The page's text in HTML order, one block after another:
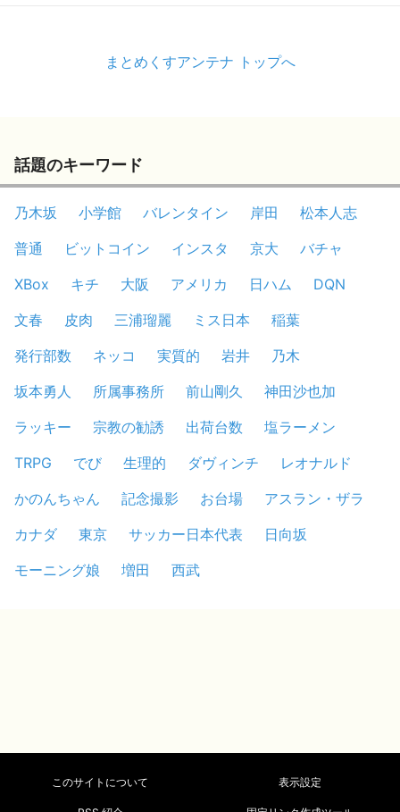
まとめくすアンテナ トップへ
話題のキーワード
乃木坂 小学館 バレンタイン 岸田
松本人志
普通
ビットコイン インスタ 京大
バチャ
XBox
キチ 大阪 アメリカ 日ハム
DQN
文春
皮肉 三浦瑠麗 ミス日本
稲葉
発行部数
ネッコ 実質的 岩井
乃木
坂本勇人
所属事務所 前山剛久
神田沙也加
ラッキー
宗教の勧誘 出荷台数
塩ラーメン
TRPG
でび 生理的 ダヴィンチ
レオナルド
かのんちゃん
記念撮影 お台場
アスラン・ザラ
カナダ
東京 サッカー日本代表
日向坂
モーニング娘
増田 西武
このサイトについて 表示設定